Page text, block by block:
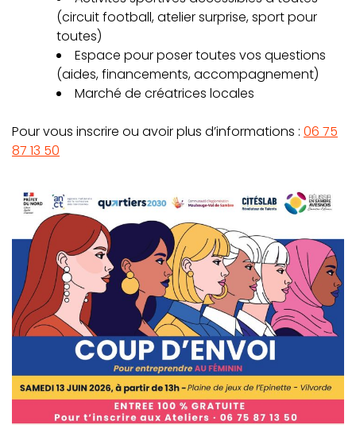
(circuit football, atelier surprise, sport pour
toutes)
Espace pour poser toutes vos questions
(aides, financements, accompagnement)
Marché de créatrices locales
Pour vous inscrire ou avoir plus d’informations : 06 75
87 13 50